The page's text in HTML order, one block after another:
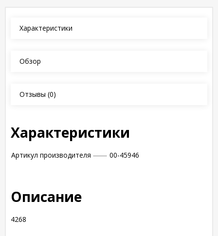
Характеристики
Обзор
Отзывы (0)
Характеристики
Артикул производителя 00-45946
Описание
4268